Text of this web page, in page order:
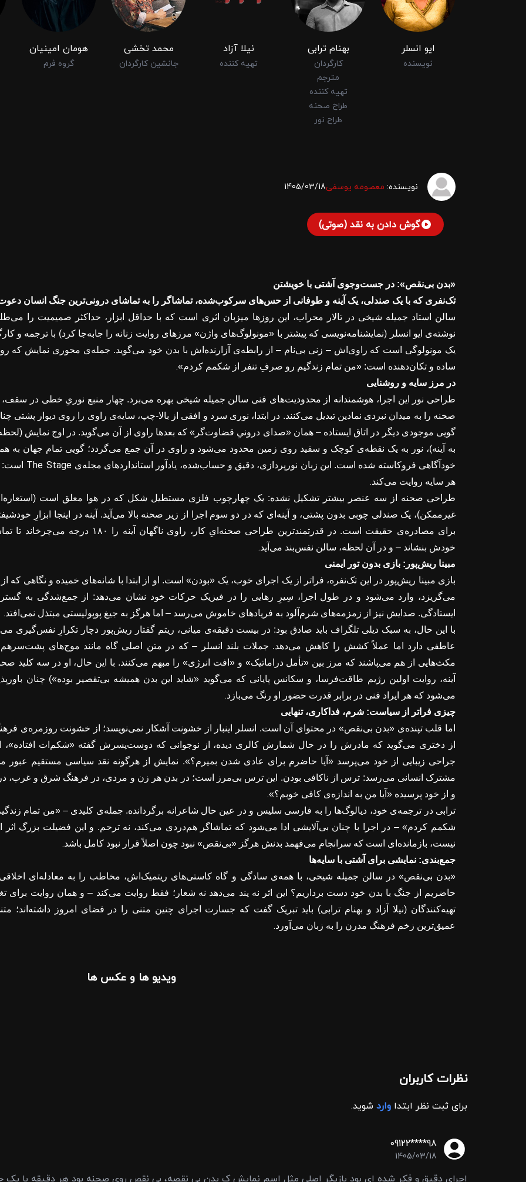
ایو انسلر
نویسنده
بهنام ترابی
کارگردان
مترجم
تهیه کننده
طراح صحنه
طراح نور
نیلا آزاد
تهیه کننده
محمد تخشی
جانشین کارگردان
هومان امینیان
گروه فرم
نویسنده: معصومه یوسفی1405/03/18
گوش دادن به نقد (صوتی)
«بدن بی‌نقص»: در جست‌وجوی آشتی با خویشتن
تک‌نفری که با یک صندلی، یک آینه و طوفانی از حس‌های سرکوب‌شده، تماشاگر را به تماشای درونی‌ترین جنگ انسان
سالن استاد جمیله شیخی در تالار محراب، این روزها میزبان اثری است که با حداقل ابزار، حداکثر صمیمیت را
نوشته‌ی ایو انسلر (نمایشنامه‌نویسی که پیشتر با «مونولوگ‌های واژن» مرزهای روایت زنانه را جابه‌جا کرد) با ترجمه و
یک مونولوگی است که راوی‌اش – زنی بی‌نام – از رابطه‌ی آزارنده‌اش با بدن خود می‌گوید. جمله‌ی محوری نمایش که
ساده و تکان‌دهنده است: «من تمام زندگیم رو صرفِ تنفر از شکمم کردم».
در مرز سایه و روشنایی
طراحی نور این اجرا، هوشمندانه از محدودیت‌های فنی سالن جمیله شیخی بهره می‌برد. چهار منبع نوریِ خطی در سقف،
صحنه را به میدان نبردی نمادین تبدیل می‌کنند. در ابتدا، نوری سرد و افقی از بالا-چپ، سایه‌ی راوی را روی دیوار پشتی
گویی موجودی دیگر در اتاق ایستاده – همان «صدای درونیِ قضاوت‌گر» که بعدها راوی از آن می‌گوید. در اوج نمایش
به آینه)، نور به یک نقطه‌ی کوچک و سفید روی زمین محدود می‌شود و راوی در آن جمع می‌گردد؛ گویی تمام جهان به
خودآگاهی فروکاسته شده است. این زبان نورپردازی، دقیق و حساب‌شده، یادآور استانداردهای مجله‌ی The Stage
است:
هر سایه روایت می‌کند.
طراحی صحنه از سه عنصر بیشتر تشکیل نشده: یک چهارچوب فلزی مستطیل ‌شکل که در هوا معلق است (استعاره‌ای
غیرممکن)، یک صندلی چوبی بدون پشتی، و آینه‌ای که در دو سوم اجرا از زیر صحنه بالا می‌آید. آینه در اینجا ابزارِ
برای مصادره‌ی حقیقت است. در قدرتمندترین طراحی صحنه‌ایِ کار، راوی ناگهان آینه را
۱۸۰ درجه می‌چرخاند تا
خودش بنشاند – و در آن لحظه، سالن نفس‌بند می‌آید.
مبینا ریش‌پور: بازی بدون تور ایمنی
بازی مبینا ریش‌پور در این تک‌نفره، فراتر از یک اجرای خوب، یک «بودن» است. او از ابتدا با شانه‌های خمیده و نگاهی که از
می‌گریزد، وارد می‌شود و در طول اجرا، سِیرِ رهایی را در فیزیک حرکات خود نشان می‌دهد: از جمع‌شدگی به
ایستادگی. صدایش نیز از زمزمه‌های شرم‌آلود به فریادهای خاموش می‌رسد – اما هرگز به جیغ پوپولیستی مبتذل نمی‌افتد.
با این حال، به سبک دیلی تلگراف باید صادق بود: در بیست دقیقه‌ی میانی، ریتم گفتار ریش‌پور دچار تکرارِ نفس‌گیری
عاطفی دارد اما عملاً کشش را کاهش می‌دهد. جملات بلند انسلر – که در متن اصلی گاه مانند موج‌های پشت‌سرهم
مکث‌هایی از هم می‌پاشند که مرز بین «تأمل دراماتیک» و «افت انرژی» را مبهم می‌کنند. با این حال، او در سه کلید
آینه، روایت اولین رژیم طاقت‌فرسا، و سکانس پایانی که می‌گوید «شاید این بدن همیشه بی‌تقصیر بوده») چنان
می‌شود که هر ایراد فنی در برابر قدرت حضور او رنگ می‌بازد.
چیزی فراتر از سیاست: شرم، فداکاری، تنهایی
اما قلب تپنده‌ی «بدن بی‌نقص» در محتوای آن است. انسلر اینبار از خشونت آشکار نمی‌نویسد؛ از خشونت روزمره‌ی
از دختری می‌گوید که مادرش را در حال شمارش کالری دیده، از نوجوانی که دوست‌پسرش گفته «شکم‌ات افتاده»،
جراحی زیبایی از خود می‌پرسد «آیا حاضرم برای عادی شدن بمیرم؟». نمایش از هرگونه نقد سیاسی مستقیم عبور
مشترک انسانی می‌رسد: ترس از ناکافی بودن. این ترس بی‌مرز است؛ در بدن هر زن و مردی، در فرهنگ شرق و غرب، در
و از خود پرسیده «آیا من به اندازه‌ی کافی خوبم؟».
ترابی در ترجمه‌ی خود، دیالوگ‌ها را به فارسی سلیس و در عین حال شاعرانه برگردانده. جمله‌ی کلیدی – «من تمام
شکمم کردم» – در اجرا با چنان بی‌آلایشی ادا می‌شود که تماشاگر هم‌دردی می‌کند، نه ترحم. و این فضیلت بزرگ اثر
نیست، بازمانده‌ای است که سرانجام می‌فهمد بدنش هرگز «بی‌نقص» نبود چون اصلاً قرار نبود کامل باشد.
جمع‌بندی: نمایشی برای آشتی با سایه‌ها
«بدن بی‌نقص» در سالن جمیله شیخی، با همه‌ی سادگی و گاه کاستی‌های ریتمیک‌اش، مخاطب را به معادله‌ای
حاضریم از جنگ با بدن خود دست برداریم؟ این اثر نه پند می‌دهد نه شعار؛ فقط روایت می‌کند – و همان روایت برای
تهیه‌کنندگان (نیلا آزاد و بهنام ترابی) باید تبریک گفت که جسارت اجرای چنین متنی را در فضای امروز داشته‌اند؛
عمیق‌ترین زخم فرهنگ مدرن را به زبان می‌آورد.
ویدیو ها و عکس ها
نظرات کاربران
برای ثبت نظر ابتدا وارد شوید.
09122****98
1405/03/18
اجرای دقیق و فکر شده ای بود بازیگر اصلی مثل اسم نمایش ک بدن بی نقصه، بی نقص روی صحنه بود هر دقیقه با یک